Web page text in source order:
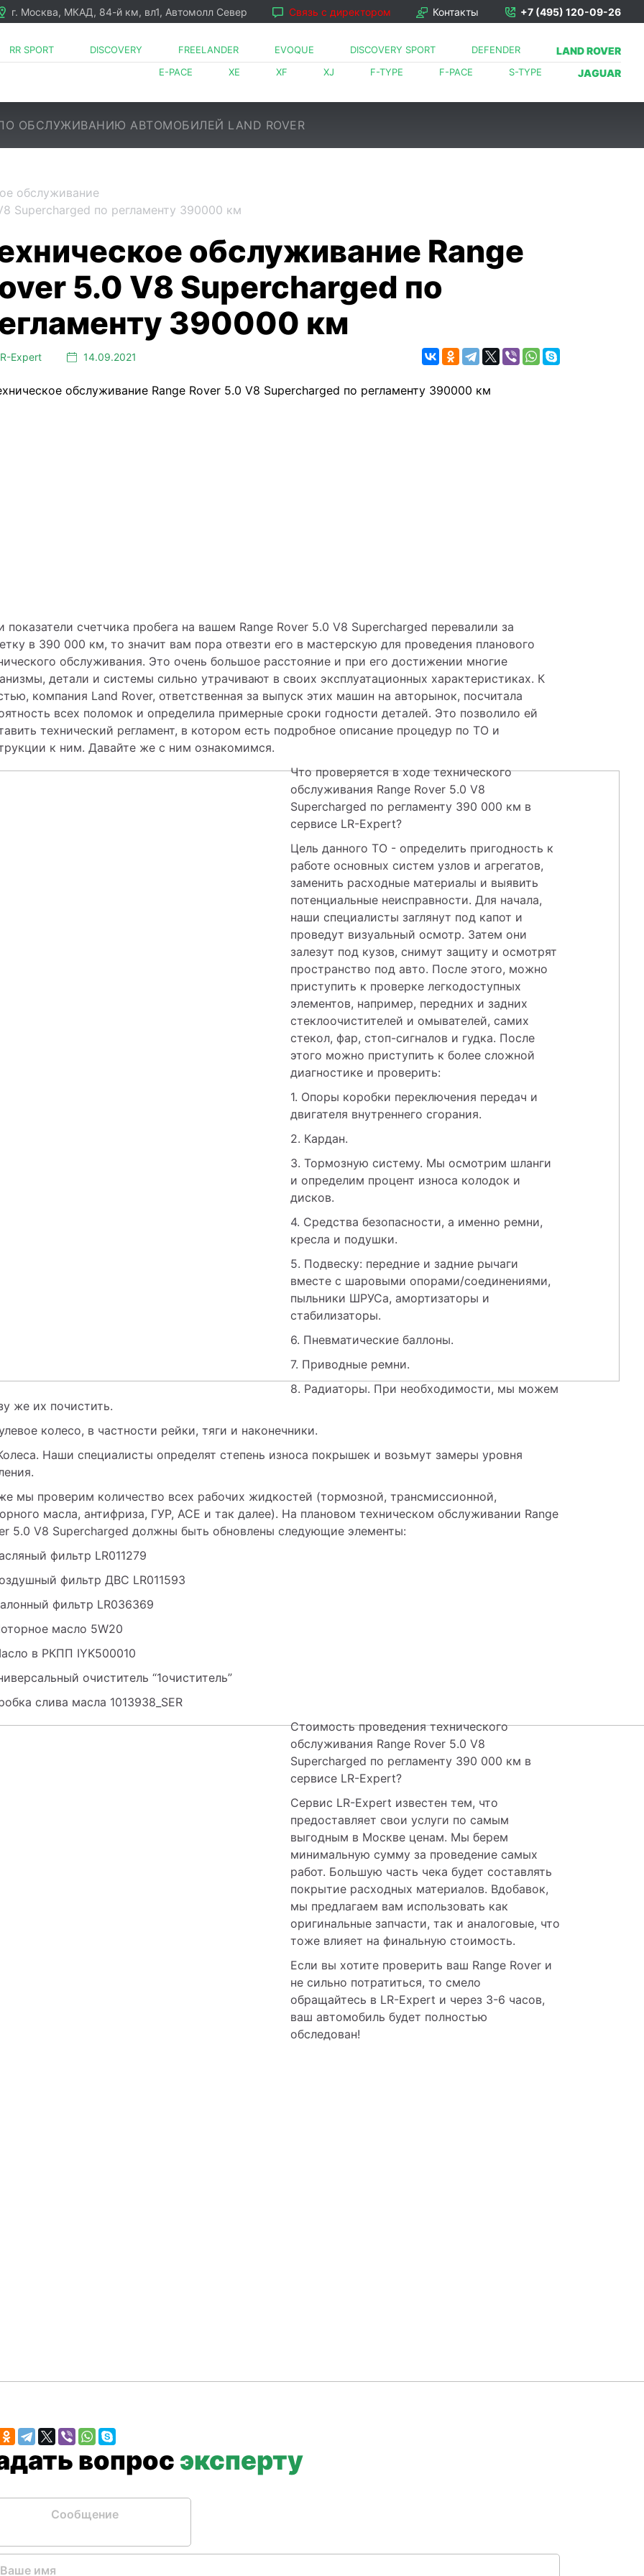
+7 (495) 120-09-26
Контакты
Связь с директором
г. Москва, МКАД, 84-й км, вл1, Автомолл Север
LAND ROVER
DEFENDER
DISCOVERY SPORT
EVOQUE
FREELANDER
DISCOVERY
RR SPORT
JAGUAR
S-TYPE
F-PACE
F-TYPE
XJ
XF
XE
E-PACE
ОБСЛУЖИВАНИЮ АВТОМОБИЛЕЙ LAND ROVER
обслуживание
Supercharged по регламенту 390000 км
LR⁠-⁠Expert 14.09.2021
показатели счетчика пробега на вашем Range Rover 5.0 V8 Supercharged перевалили за
в 390 000 км, то значит вам пора отвезти его в мастерскую для проведения планового
обслуживания. Это очень большое расстояние и при его достижении многие
детали и системы сильно утрачивают в своих эксплуатационных характеристиках. К
компания Land Rover, ответственная за выпуск этих машин на авторынок, посчитала
всех поломок и определила примерные сроки годности деталей. Это позволило ей
технический регламент, в котором есть подробное описание процедур по ТО и
к ним. Давайте же с ним ознакомимся.
Что проверяется в ходе технического
обслуживания Range Rover 5.0 V8
Supercharged по регламенту 390 000 км в
сервисе LR-Expert?
Цель данного ТО - определить пригодность к
работе основных систем узлов и агрегатов,
заменить расходные материалы и выявить
потенциальные неисправности. Для начала,
наши специалисты заглянут под капот и
проведут визуальный осмотр. Затем они
залезут под кузов, снимут защиту и осмотрят
пространство под авто. После этого, можно
приступить к проверке легкодоступных
элементов, например, передних и задних
стеклоочистителей и омывателей, самих
стекол, фар, стоп-сигналов и гудка. После
этого можно приступить к более сложной
диагностике и проверить:
1. Опоры коробки переключения передач и
двигателя внутреннего сгорания.
2. Кардан.
3. Тормозную систему. Мы осмотрим шланги
и определим процент износа колодок и
дисков.
4. Средства безопасности, а именно ремни,
кресла и подушки.
5. Подвеску: передние и задние рычаги
вместе с шаровыми опорами/соединениями,
пыльники ШРУСа, амортизаторы и
стабилизаторы.
6. Пневматические баллоны.
7. Приводные ремни.
8. Радиаторы. При необходимости, мы можем
же их почистить.
колесо, в частности рейки, тяги и наконечники.
Наши специалисты определят степень износа покрышек и возьмут замеры уровня
мы проверим количество всех рабочих жидкостей (тормозной, трансмиссионной,
масла, антифриза, ГУР, АСЕ и так далее). На плановом техническом обслуживании Range
5.0 V8 Supercharged должны быть обновлены следующие элементы:
фильтр LR011279
фильтр ДВС LR011593
фильтр LR036369
масло 5W20
в РКПП IYK500010
очиститель “1очиститель”
слива масла 1013938_SER
Стоимость проведения технического
обслуживания Range Rover 5.0 V8
Supercharged по регламенту 390 000 км в
сервисе LR-Expert?
Сервис LR-Expert известен тем, что
предоставляет свои услуги по самым
выгодным в Москве ценам. Мы берем
минимальную сумму за проведение самых
работ. Большую часть чека будет составлять
покрытие расходных материалов. Вдобавок,
мы предлагаем вам использовать как
оригинальные запчасти, так и аналоговые, что
тоже влияет на финальную стоимость.
Если вы хотите проверить ваш Range Rover и
не сильно потратиться, то смело
обращайтесь в LR-Expert и через 3-6 часов,
ваш автомобиль будет полностью
обследован!
вопрос эксперту